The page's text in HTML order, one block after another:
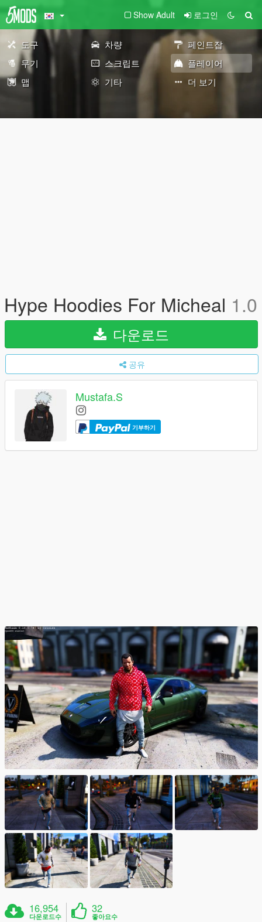
Show Adult 로그인
도구 차량
페인트잡
무기
스크립트
플레이어
맵
기타 더 보기
Hype Hoodies For Micheal 1.0
다운로드
공유
Mustafa.S
기부하기
16,954
다운로드수
32
좋아요수